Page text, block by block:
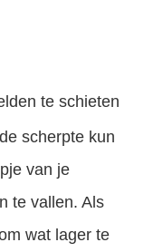
te schieten
scherpte kun
van je
te vallen. Als
wat lager te